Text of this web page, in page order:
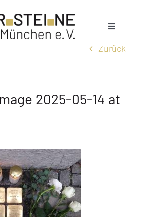
Toggle
Zurück
2025-05-14 at